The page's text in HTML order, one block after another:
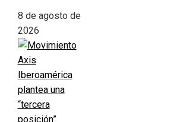
8 de agosto de
2026